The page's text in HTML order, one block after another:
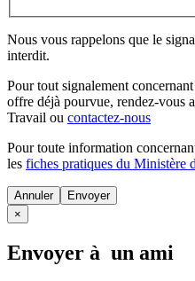
Nous vous rappelons que le
interdit.
Pour tout signalement concernant
offre déjà pourvue, rendez-vous
Travail ou contactez-nous
Pour toute information
les fiches pratiques du Ministère
Annuler
×
Envoyer à un ami